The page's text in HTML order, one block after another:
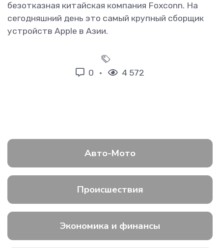
безотказная китайская компания Foxconn. На
сегодняшний день это самый крупный сборщик
устройств Apple в Азии.
0 4 572
Авто-Мото
Происшествия
Экономика и финансы